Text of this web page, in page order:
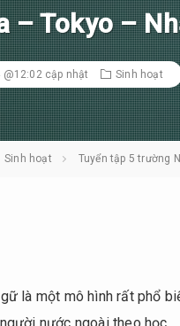
– Tokyo –
cập nhật Sinh hoạt
Sinh hoạt Tuyển tập 5 trường
là một mô hình rất phổ